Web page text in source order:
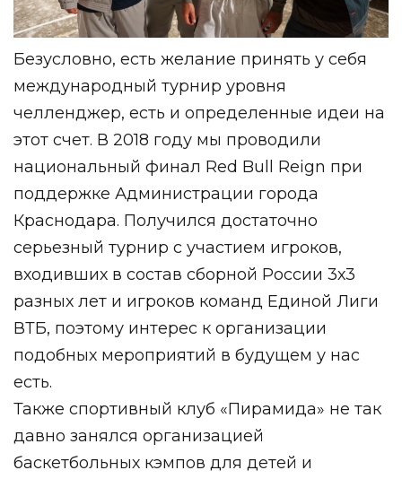
Безусловно, есть желание принять у себя
международный турнир уровня
челленджер, есть и определенные идеи на
этот счет. В 2018 году мы проводили
национальный финал Red Bull Reign при
поддержке Администрации города
Краснодара. Получился достаточно
серьезный турнир с участием игроков,
входивших в состав сборной России 3х3
разных лет и игроков команд Единой Лиги
ВТБ, поэтому интерес к организации
подобных мероприятий в будущем у нас
есть.
Также спортивный клуб «Пирамида» не так
давно занялся организацией
баскетбольных кэмпов для детей и